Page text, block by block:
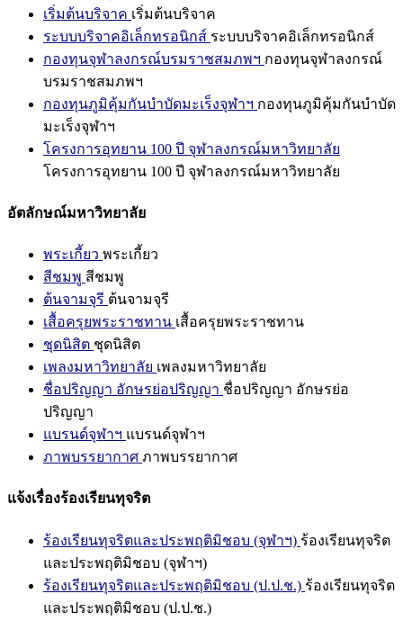
เริ่มต้นบริจาค เริ่มต้นบริจาค
ระบบบริจาคอิเล็กทรอนิกส์ ระบบบริจาคอิเล็กทรอนิกส์
กองทุนจุฬาลงกรณ์บรมราชสมภพฯ กองทุนจุฬาลงกรณ์
บรมราชสมภพฯ
กองทุนภูมิคุ้มกันบำบัดมะเร็งจุฬาฯ กองทุนภูมิคุ้มกันบำบัด
มะเร็งจุฬาฯ
โครงการอุทยาน 100 ปี จุฬาลงกรณ์มหาวิทยาลัย
โครงการอุทยาน 100 ปี จุฬาลงกรณ์มหาวิทยาลัย
อัตลักษณ์มหาวิทยาลัย
พระเกี้ยว พระเกี้ยว
สีชมพู สีชมพู
ต้นจามจุรี ต้นจามจุรี
เสื้อครุยพระราชทาน เสื้อครุยพระราชทาน
ชุดนิสิต ชุดนิสิต
เพลงมหาวิทยาลัย เพลงมหาวิทยาลัย
ชื่อปริญญา อักษรย่อปริญญา ชื่อปริญญา อักษรย่อ
ปริญญา
แบรนด์จุฬาฯ แบรนด์จุฬาฯ
ภาพบรรยากาศ ภาพบรรยากาศ
แจ้งเรื่องร้องเรียนทุจริต
ร้องเรียนทุจริตและประพฤติมิชอบ (จุฬาฯ) ร้องเรียนทุจริต
และประพฤติมิชอบ (จุฬาฯ)
ร้องเรียนทุจริตและประพฤติมิชอบ (ป.ป.ช.) ร้องเรียนทุจริต
และประพฤติมิชอบ (ป.ป.ช.)